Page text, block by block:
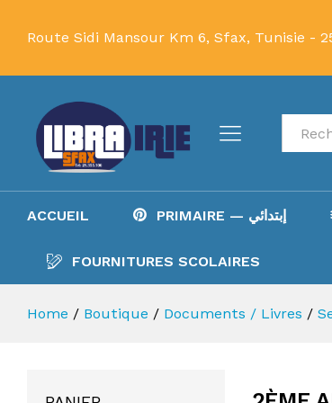
Route Sidi Mansour Km 6, Sfax, Tunisie -
ACCUEIL PRIMAIRE — إبتدائي
FOURNITURES SCOLAIRES
Home / Boutique / Documents / Livres /